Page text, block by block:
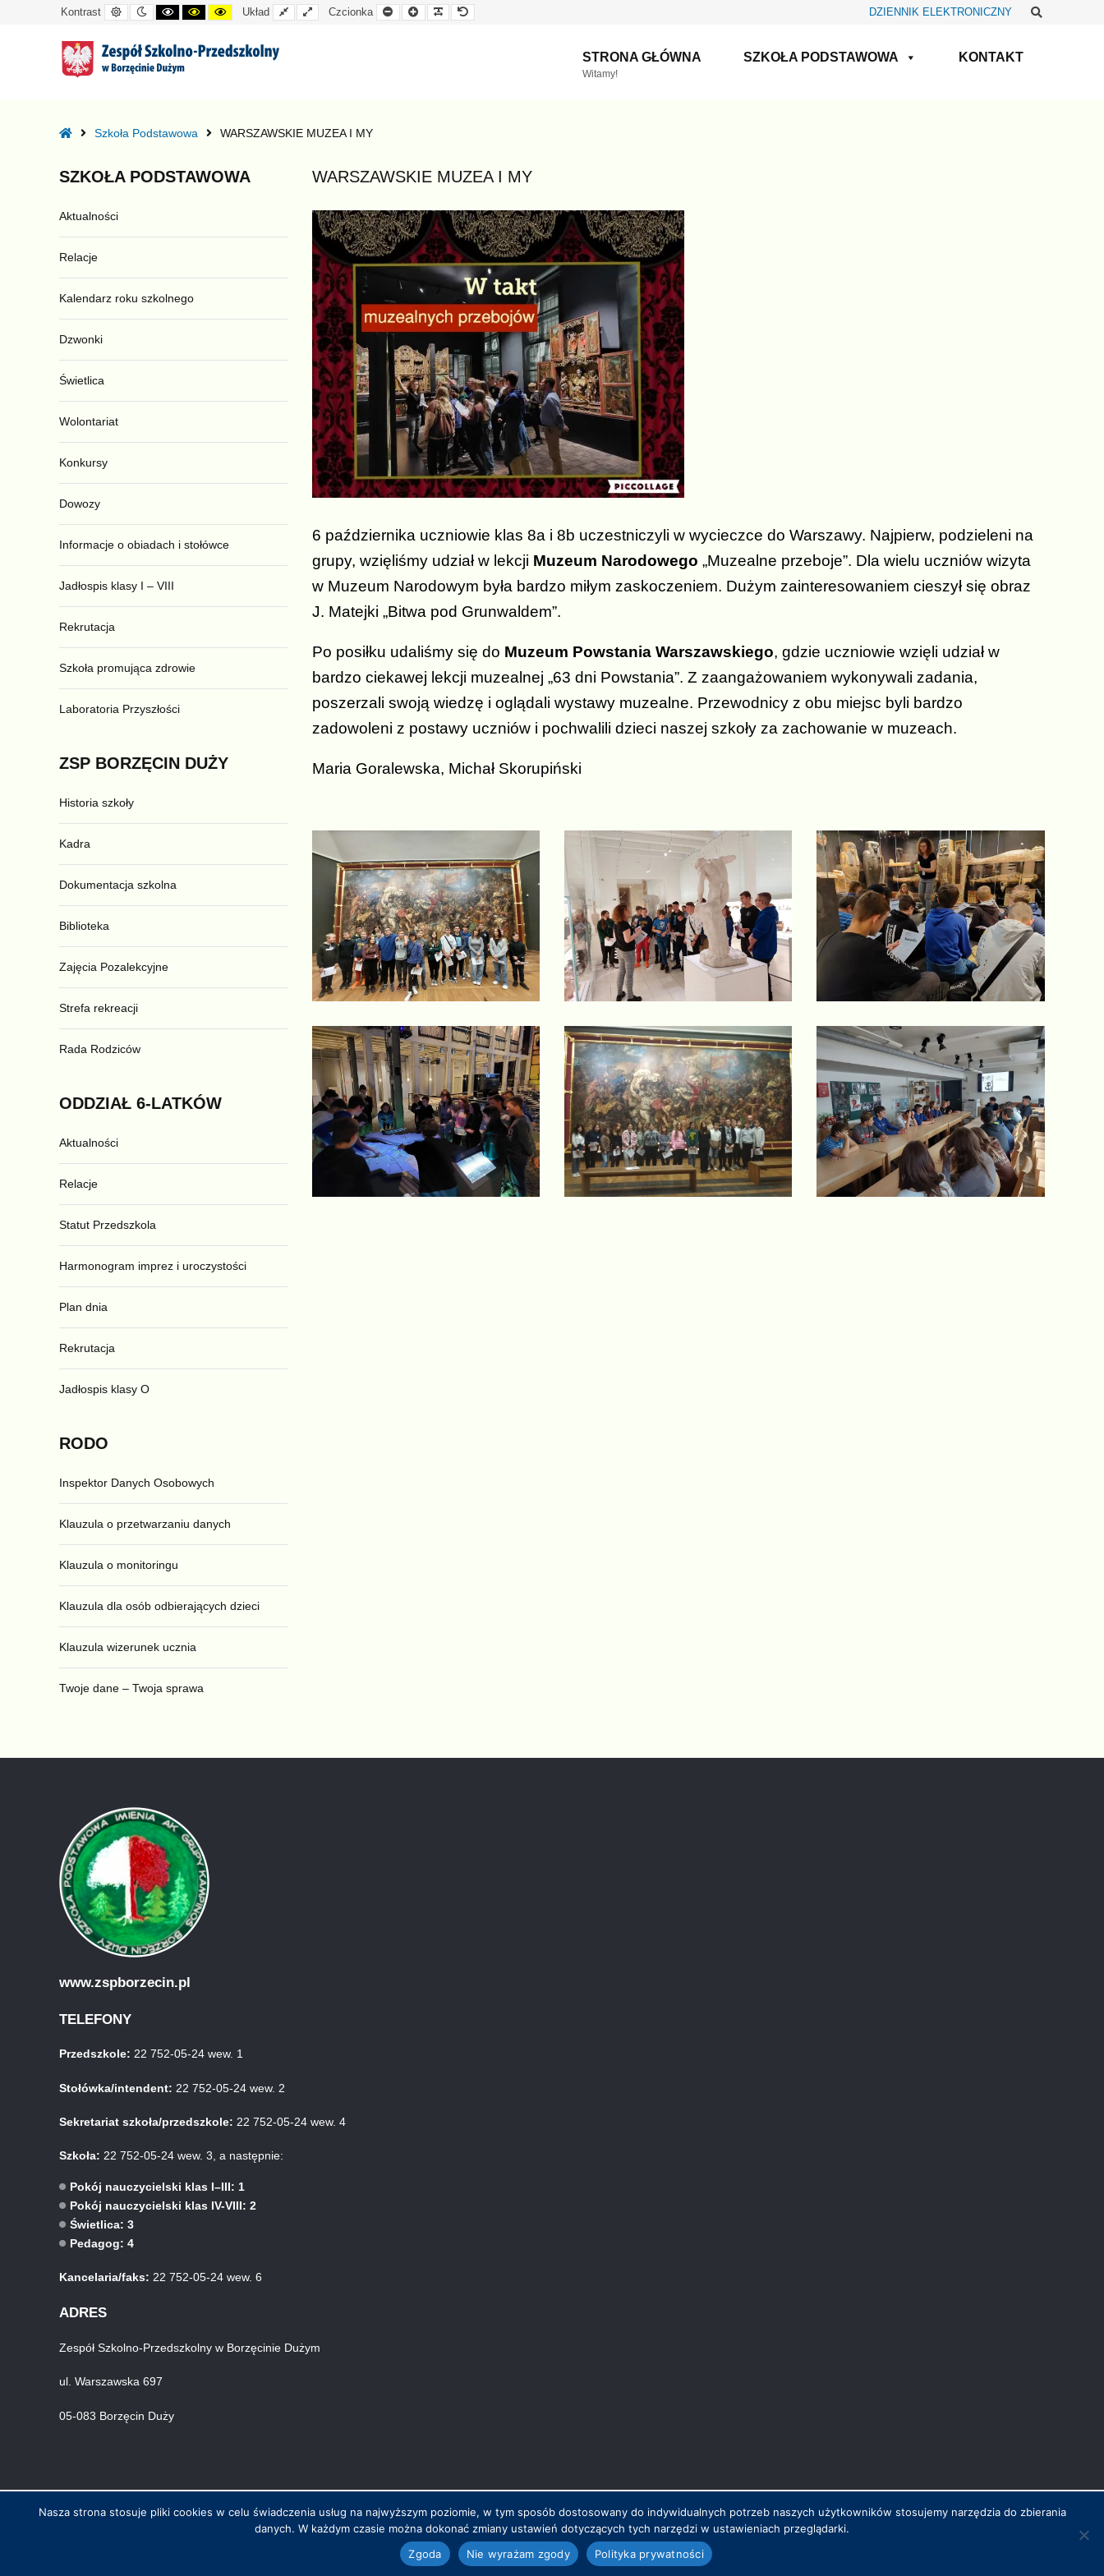
WARSZAWSKIE
Kontrast
Kontrast
domyślny
Tryb
nocny
Kontrast
czarno-
Kontrast
czarno-
Kontrast
żółto-
Układ
Układ
standardowy
Układ
szeroki
Czcionka
Mniejsza
czcionka
Większa
czcionka
Czytelna
czcionkaczcionka
DZIENNIK ELEKTRONICZNY
STRONA GŁÓWNA
Witamy!
SZKOŁA PODSTAWOWA KONTAKT
HomeSzkoła Podstawowa WARSZAWSKIE MUZEA I MY
WARSZAWSKIE MUZEA I MY
6 października uczniowie klas 8a i 8b uczestniczyli w wycieczce do Warszawy. Najpierw, podzieleni na
grupy, wzięliśmy udział w lekcji Muzeum Narodowego „Muzealne przeboje”. Dla wielu uczniów wizyta
w Muzeum Narodowym była bardzo miłym zaskoczeniem. Dużym zainteresowaniem cieszył się obraz
J. Matejki „Bitwa pod Grunwaldem”.
Po posiłku udaliśmy się do Muzeum Powstania Warszawskiego, gdzie uczniowie wzięli udział w
bardzo ciekawej lekcji muzealnej „63 dni Powstania”. Z zaangażowaniem wykonywali zadania,
poszerzali swoją wiedzę i oglądali wystawy muzealne. Przewodnicy z obu miejsc byli bardzo
zadowoleni z postawy uczniów i pochwalili dzieci naszej szkoły za zachowanie w muzeach.
Maria Goralewska, Michał Skorupiński
SZKOŁA PODSTAWOWA
Aktualności
Relacje
Kalendarz roku szkolnego
Dzwonki
Świetlica
Wolontariat
Konkursy
Dowozy
Informacje o obiadach i stołówce
Jadłospis klasy I – VIII
Rekrutacja
Szkoła promująca zdrowie
Laboratoria Przyszłości
ZSP BORZĘCIN DUŻY
Historia szkoły
Kadra
Dokumentacja szkolna
Biblioteka
Zajęcia Pozalekcyjne
Strefa rekreacji
Rada Rodziców
ODDZIAŁ 6-LATKÓW
Aktualności
Relacje
Statut Przedszkola
Harmonogram imprez i uroczystości
Plan dnia
Rekrutacja
Jadłospis klasy O
RODO
Inspektor Danych Osobowych
Klauzula o przetwarzaniu danych
Klauzula o monitoringu
Klauzula dla osób odbierających dzieci
Klauzula wizerunek ucznia
Twoje dane – Twoja sprawa
www.zspborzecin.pl
TELEFONY
Przedszkole: 22 752-05-24 wew. 1
Stołówka/intendent: 22 752-05-24 wew. 2
Sekretariat szkoła/przedszkole: 22 752-05-24 wew. 4
Szkoła: 22 752-05-24 wew. 3, a następnie:
Pokój nauczycielski klas I–III: 1
Pokój nauczycielski klas IV-VIII: 2
Świetlica: 3
Pedagog: 4
Kancelaria/faks: 22 752-05-24 wew. 6
ADRES
Zespół Szkolno-Przedszkolny w Borzęcinie Dużym
ul. Warszawska 697
05-083 Borzęcin Duży
© Wszystkie prawa zastrzeżone. Hosting i wykonanie skynet.net.pl
Nasza strona stosuje pliki cookies w celu świadczenia usług na najwyższym poziomie, w tym sposób dostosowany do indywidualnych potrzeb naszych użytkowników stosujemy narzędzia do zbierania
danych. W każdym czasie można dokonać zmiany ustawień dotyczących tych narzędzi w ustawieniach przeglądarki.
Zgoda
Nie wyrażam zgody Polityka prywatności